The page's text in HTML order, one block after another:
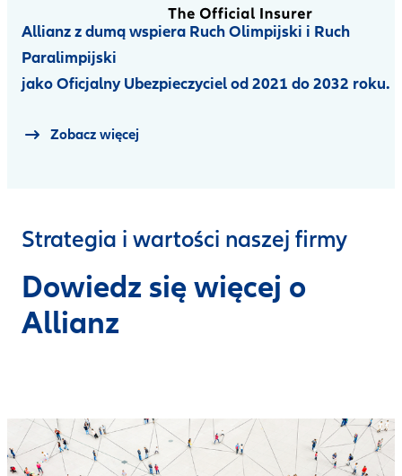
Allianz z dumą wspiera Ruch Olimpijski i Ruch
Paralimpijski
jako Oficjalny Ubezpieczyciel od 2021 do 2032 roku.
Zobacz więcej
Strategia i wartości naszej firmy
Dowiedz się więcej o
Allianz